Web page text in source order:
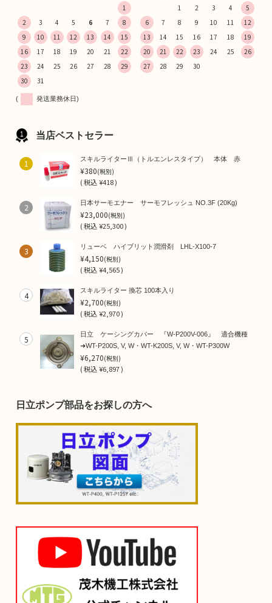
1
2
3 4 5 6 7
8
9
10 11 12 13 14
15
16
17 18 19 20 21
22
23
24 25 26 27 28
29
30
31
1 2 3 4
5
6
7 8 9 10 11
12
13
14 15 16 17 18
19
20
21 22 23 24 25
26
27
28 29 30
( 発送業務休日)
当店ベストセラー
1 スキルライターⅢ（トルエンレスタイプ） 本体 赤
¥380(税別)
(税込¥418 )
2 日本サーモエナー サーモフレッシュ NO.3F (20Kg)
¥23,000(税別)
(税込¥25,300 )
3 リューベ ハイブリット潤滑剤 LHL-X100-7
¥4,150(税別)
(税込¥4,565 )
4 スキルライター 換芯 100本入り
¥2,700(税別)
(税込¥2,970 )
5
日立 ケーシングカバー 『W-P200V-006』 適合機種
➜WT-P200S, V, W・WT-K200S, V, W・WT-P300W
¥6,270(税別)
(税込¥6,897 )
日立ポンプ部品をお探しの方へ